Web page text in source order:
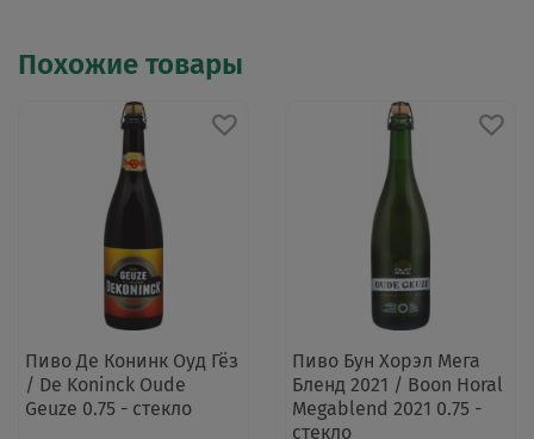
Похожие товары
Пиво Де Конинк Оуд Гёз
/ De Koninck Oude
Geuze 0.75 - стекло
Пиво Бун Хорэл Мега
Бленд 2021 / Boon Horal
Megablend 2021 0.75 -
стекло